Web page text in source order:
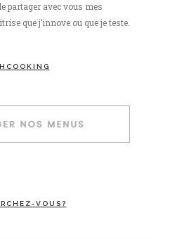
partager avec vous mes
que j’innove ou que je teste.
VOUS?